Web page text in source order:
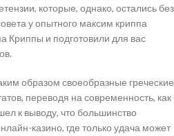
которые, однако, остались без
у опытного максим криппа
Криппы и подготовили для вас
образом своеобразные греческие
переводя на современность, как
к выводу, что большинство
казино, где только удача может